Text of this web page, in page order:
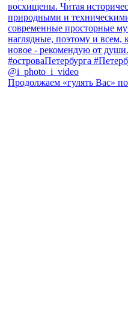
Продолжаем «гулять Вас» по